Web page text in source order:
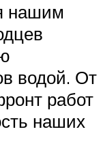
нашим
водой. От
работ
наших